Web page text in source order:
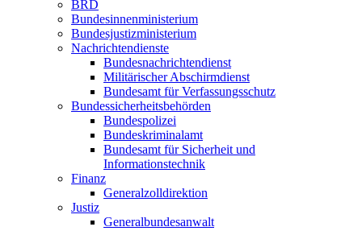
BRD
Bundesinnenministerium
Bundesjustizministerium
Nachrichtendienste
Bundesnachrichtendienst
Militärischer Abschirmdienst
Bundesamt für Verfassungsschutz
Bundessicherheitsbehörden
Bundespolizei
Bundeskriminalamt
Bundesamt für Sicherheit und
Informationstechnik
Finanz
Generalzolldirektion
Justiz
Generalbundesanwalt